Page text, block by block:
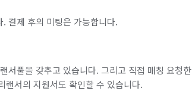
결제 후의 미팅은 가능합니다.
서풀을 갖추고 있습니다. 그리고 직접 매칭 요청한
랜서의 지원서도 확인할 수 있습니다.